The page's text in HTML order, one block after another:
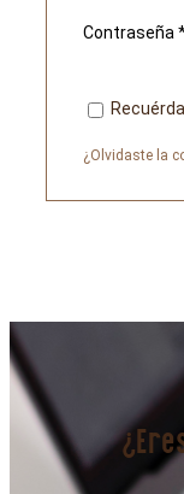
Contraseña
¿Olvidaste la